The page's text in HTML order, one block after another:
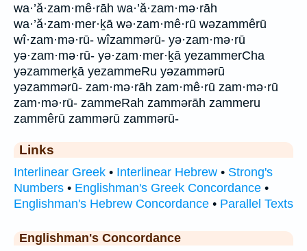
wa·’ă·zam·mê·rāh wa·’ă·zam·mə·rāh
wa·’ă·zam·mer·ḵā wə·zam·mê·rū wəzammêrū
wî·zam·mə·rū- wîzammərū- yə·zam·mə·rū
yə·zam·mə·rū- yə·zam·mer·ḵā yezammerCha
yəzammerḵā yezammeRu yəzammərū
yəzammərū- zam·mə·rāh zam·mê·rū zam·mə·rū
zam·mə·rū- zammeRah zammərāh zammeru
zammêrū zammərū zammərū-
Links
Interlinear Greek • Interlinear Hebrew • Strong's
Numbers • Englishman's Greek Concordance •
Englishman's Hebrew Concordance • Parallel Texts
Englishman's Concordance